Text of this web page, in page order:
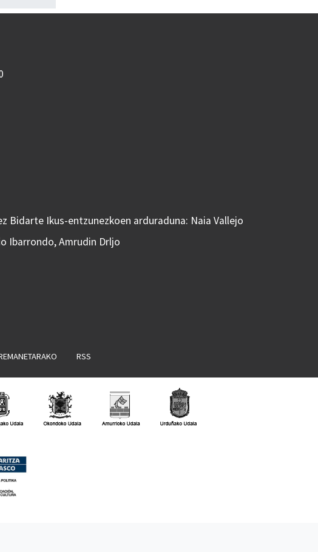
Bidarte Ikus-entzunezkoen arduraduna: Naia Vallejo
Ibarrondo, Amrudin Drljo
RSS